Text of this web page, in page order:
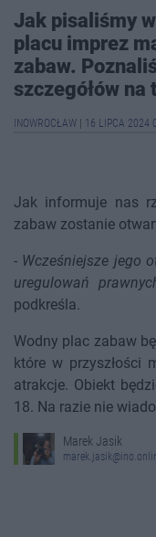
Jak pisaliśmy
placu imprez
zabaw.
szczegółów
INOWROCŁAW 16 LIPCA 2024
Jak informuje nas
zabaw zostanie
- Wcześniejsze jego
uregulowań
podkreśla.
Wodny plac zabaw
które w przyszłości
atrakcje. Obiekt
18. Na razie nie
Marek Jasik